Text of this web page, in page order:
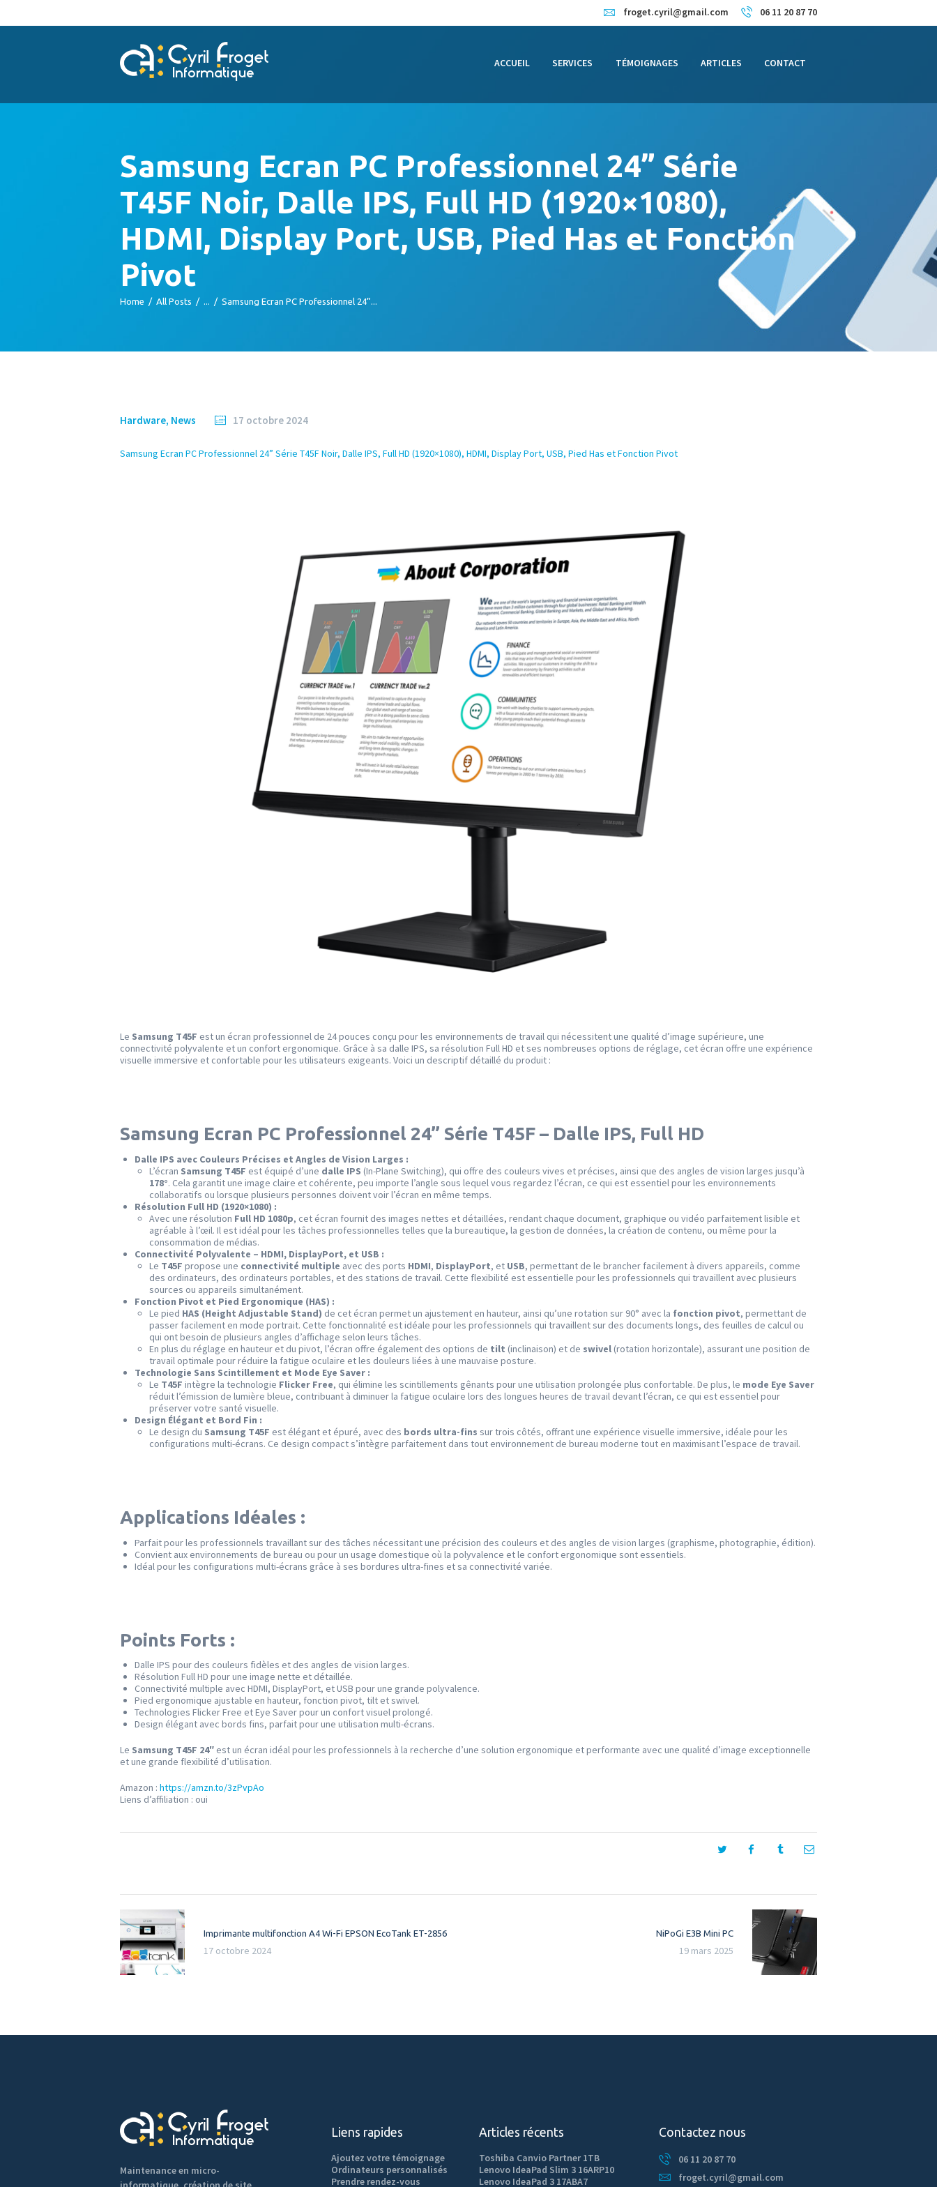
froget.cyril@gmail.com 06 11 20 87 70
ACCUEIL SERVICES TÉMOIGNAGES ARTICLES CONTACT
Samsung Ecran PC Professionnel 24” Série
T45F Noir, Dalle IPS, Full HD (1920×1080),
HDMI, Display Port, USB, Pied Has et Fonction
Pivot
Home All Posts Samsung Ecran PC Professionnel 24”...
CONTACT
Hardware, News 17 octobre 2024
Samsung Ecran PC Professionnel 24” Série T45F Noir, Dalle IPS, Full HD (1920×1080), HDMI, Display Port, USB, Pied Has et Fonction Pivot
Le Samsung T45F est un écran professionnel de 24 pouces conçu pour les environnements de travail qui nécessitent une qualité d’image supérieure, une
connectivité polyvalente et un confort ergonomique. Grâce à sa dalle IPS, sa résolution Full HD et ses nombreuses options de réglage, cet écran offre une expérience
visuelle immersive et confortable pour les utilisateurs exigeants. Voici un descriptif détaillé du produit :
Samsung Ecran PC Professionnel 24” Série T45F – Dalle IPS, Full HD
Dalle IPS avec Couleurs Précises et Angles de Vision Larges :
L’écran Samsung T45F est équipé d’une dalle IPS (In-Plane Switching), qui offre des couleurs vives et précises, ainsi que des angles de vision larges jusqu’à
178°. Cela garantit une image claire et cohérente, peu importe l’angle sous lequel vous regardez l’écran, ce qui est essentiel pour les environnements
collaboratifs ou lorsque plusieurs personnes doivent voir l’écran en même temps.
Résolution Full HD (1920×1080) :
Avec une résolution Full HD 1080p, cet écran fournit des images nettes et détaillées, rendant chaque document, graphique ou vidéo parfaitement lisible et
agréable à l’œil. Il est idéal pour les tâches professionnelles telles que la bureautique, la gestion de données, la création de contenu, ou même pour la
consommation de médias.
Connectivité Polyvalente – HDMI, DisplayPort, et USB :
Le T45F propose une connectivité multiple avec des ports HDMI, DisplayPort, et USB, permettant de le brancher facilement à divers appareils, comme
des ordinateurs, des ordinateurs portables, et des stations de travail. Cette flexibilité est essentielle pour les professionnels qui travaillent avec plusieurs
sources ou appareils simultanément.
Fonction Pivot et Pied Ergonomique (HAS) :
Le pied HAS (Height Adjustable Stand) de cet écran permet un ajustement en hauteur, ainsi qu’une rotation sur 90° avec la fonction pivot, permettant de
passer facilement en mode portrait. Cette fonctionnalité est idéale pour les professionnels qui travaillent sur des documents longs, des feuilles de calcul ou
qui ont besoin de plusieurs angles d’affichage selon leurs tâches.
En plus du réglage en hauteur et du pivot, l’écran offre également des options de tilt (inclinaison) et de swivel (rotation horizontale), assurant une position de
travail optimale pour réduire la fatigue oculaire et les douleurs liées à une mauvaise posture.
Technologie Sans Scintillement et Mode Eye Saver :
Le T45F intègre la technologie Flicker Free, qui élimine les scintillements gênants pour une utilisation prolongée plus confortable. De plus, le mode Eye Saver
réduit l’émission de lumière bleue, contribuant à diminuer la fatigue oculaire lors des longues heures de travail devant l’écran, ce qui est essentiel pour
préserver votre santé visuelle.
Design Élégant et Bord Fin :
Le design du Samsung T45F est élégant et épuré, avec des bords ultra-fins sur trois côtés, offrant une expérience visuelle immersive, idéale pour les
configurations multi-écrans. Ce design compact s’intègre parfaitement dans tout environnement de bureau moderne tout en maximisant l’espace de travail.
Applications Idéales :
Parfait pour les professionnels travaillant sur des tâches nécessitant une précision des couleurs et des angles de vision larges (graphisme, photographie, édition).
Convient aux environnements de bureau ou pour un usage domestique où la polyvalence et le confort ergonomique sont essentiels.
Idéal pour les configurations multi-écrans grâce à ses bordures ultra-fines et sa connectivité variée.
Points Forts :
Dalle IPS pour des couleurs fidèles et des angles de vision larges.
Résolution Full HD pour une image nette et détaillée.
Connectivité multiple avec HDMI, DisplayPort, et USB pour une grande polyvalence.
Pied ergonomique ajustable en hauteur, fonction pivot, tilt et swivel.
Technologies Flicker Free et Eye Saver pour un confort visuel prolongé.
Design élégant avec bords fins, parfait pour une utilisation multi-écrans.
Le Samsung T45F 24″ est un écran idéal pour les professionnels à la recherche d’une solution ergonomique et performante avec une qualité d’image exceptionnelle
et une grande flexibilité d’utilisation.
Amazon : https://amzn.to/3zPvpAo
Liens d’affiliation : oui
Navigation
de
l’article
Previous
post:
Imprimante multifonction A4 Wi-Fi EPSON EcoTank ET-2856
17 octobre 2024
Next
NiPoGi E3B Mini PC
19 mars 2025
Maintenance en micro-
Liens rapides
Ajoutez votre témoignage
Ordinateurs personnalisés
Prendre rendez-vous
Articles récents
Toshiba Canvio Partner 1TB
Lenovo IdeaPad Slim 3 16ARP10
Lenovo IdeaPad 3 17ABA7
Contactez nous
06 11 20 87 70
froget.cyril@gmail.com